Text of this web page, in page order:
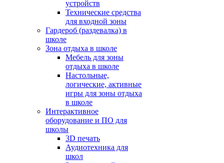
устройств
Технические средства
для входной зоны
Гардероб (раздевалка) в
школе
Зона отдыха в школе
Мебель для зоны
отдыха в школе
Настольные,
логические, активные
игры для зоны отдыха
в школе
Интерактивное
оборудование и ПО для
школы
3D печать
Аудиотехника для
школ